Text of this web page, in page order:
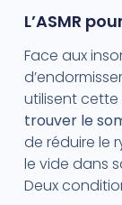
L’ASMR
Face aux
utilisent
trouver le
de réduire le
le vide dans
Deux